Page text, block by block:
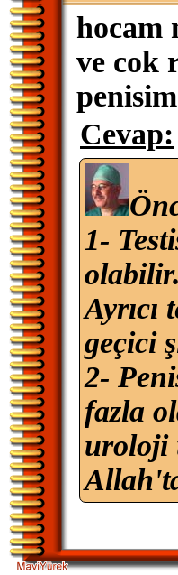
hocam
ve cok
Cevap:
1-
olabilir.
Ayrıcı
geçici
2-
fazla
uroloji